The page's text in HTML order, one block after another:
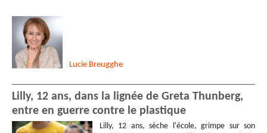
Lucie Breugghe
Lilly, 12 ans, dans la lignée de Greta Thunberg,
entre en guerre contre le plastique
Lilly, 12 ans, sèche l'école, grimpe sur son